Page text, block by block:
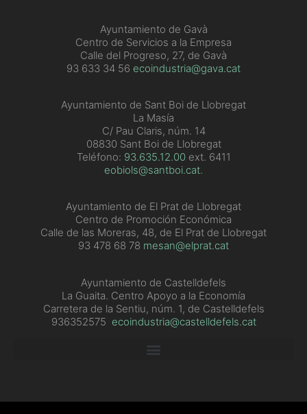
Ayuntamiento de Gavà
Centro de Servicios a la Empresa
Calle del Progreso, 27, de Gavà
93 633 34 56 ecoindustria@gava.cat
Ayuntamiento de Sant Boi de Llobregat
La Masía
C/ Pau Claris, núm. 14
08830 Sant Boi de Llobregat
Teléfono: 93.635.12.00ext. 6411
eobiols@santboi.cat.
Ayuntamiento de El Prat de Llobregat
Centro de Promoción Económica
Calle de las Moreras, 48, de El Prat de Llobregat
93 478 68 78 mesan@elprat.cat
Ayuntamiento de Castelldefels
La Guaita. Centro Apoyo a la Economía
Carretera de la Sentiu, núm. 1, de Castelldefels
936352575 ecoindustria@castelldefels.cat